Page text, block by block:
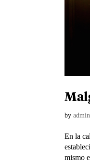
byadmin
En la
mismo